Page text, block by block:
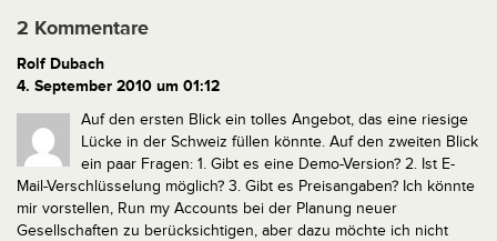
2 Kommentare
Rolf Dubach
4. September 2010 um 01:12
Auf den ersten Blick ein tolles Angebot, das eine riesige
Lücke in der Schweiz füllen könnte. Auf den zweiten Blick
ein paar Fragen: 1. Gibt es eine Demo-Version? 2. Ist E-
Mail-Verschlüsselung möglich? 3. Gibt es Preisangaben? Ich könnte
mir vorstellen, Run my Accounts bei der Planung neuer
Gesellschaften zu berücksichtigen, aber dazu möchte ich nicht